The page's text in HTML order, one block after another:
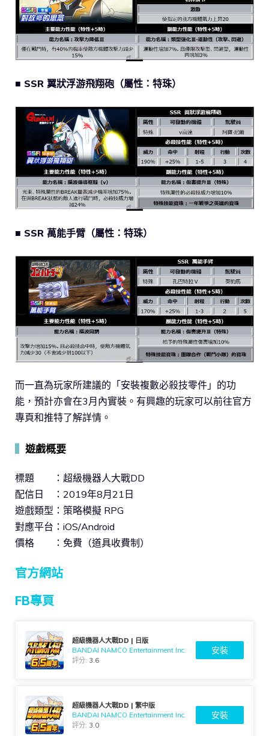
■ SSR 翼狀浮游飛翔砲（屬性：特珠）
■ SSR 萬能手臂（屬性：特珠）
而一直為玩家所建議的「安裝複數必殺技零件」的功
能，預計亦會在3月內實裝。有興趣的玩家可以前往官方
專頁和推特了解詳情。
遊戲概要
標題 ：超級機器人大戰DD
配信日 ：2019年8月21日
遊戲類型：策略模擬 RPG
對應平台：iOS/Android
價格 ：免費（道具收費制）
官方網站
FB專頁
超級機器人大戰DD | 日版
BANDAI NAMCO Entertainment Inc.
評分: 3.6
安裝
超級機器人大戰DD | 繁中版
BANDAI NAMCO Entertainment Inc.
評分: 3.0
安裝